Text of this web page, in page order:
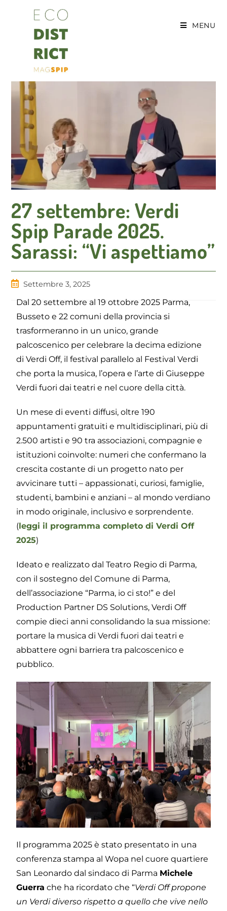
MENU
27 settembre: Verdi
Spip Parade 2025.
Sarassi: “Vi aspettiamo”
Settembre 3, 2025
Dal 20 settembre al 19 ottobre 2025 Parma,
Busseto e 22 comuni della provincia si
trasformeranno in un unico, grande
palcoscenico per celebrare la decima edizione
di Verdi Off, il festival parallelo al Festival Verdi
che porta la musica, l’opera e l’arte di Giuseppe
Verdi fuori dai teatri e nel cuore della città.
Un mese di eventi diffusi, oltre 190
appuntamenti gratuiti e multidisciplinari, più di
2.500 artisti e 90 tra associazioni, compagnie e
istituzioni coinvolte: numeri che confermano la
crescita costante di un progetto nato per
avvicinare tutti – appassionati, curiosi, famiglie,
studenti, bambini e anziani – al mondo verdiano
in modo originale, inclusivo e sorprendente.
(leggi il programma completo di Verdi Off
2025)
Ideato e realizzato dal Teatro Regio di Parma,
con il sostegno del Comune di Parma,
dell’associazione “Parma, io ci sto!” e del
Production Partner DS Solutions, Verdi Off
compie dieci anni consolidando la sua missione:
portare la musica di Verdi fuori dai teatri e
abbattere ogni barriera tra palcoscenico e
pubblico.
Il programma 2025 è stato presentato in una
conferenza stampa al Wopa nel cuore quartiere
San Leonardo dal sindaco di Parma Michele
Guerra che ha ricordato che “Verdi Off propone
un Verdi diverso rispetto a quello che vive nello